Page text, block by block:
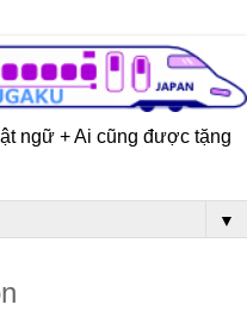
ngữ + Ai cũng được tặng
▼